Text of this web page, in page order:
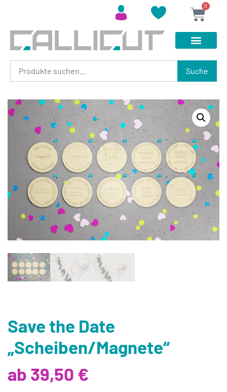
0
Suche
Save the Date
„Scheiben/Magnete“
ab 39,50 €